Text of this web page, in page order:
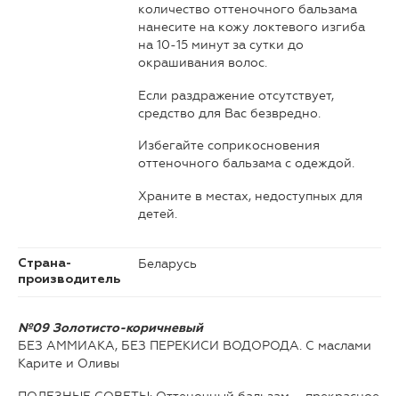
количество оттеночного бальзама
нанесите на кожу локтевого изгиба
на 10-15 минут за сутки до
окрашивания волос.
Если раздражение отсутствует,
средство для Вас безвредно.
Избегайте соприкосновения
оттеночного бальзама с одеждой.
Храните в местах, недоступных для
детей.
Страна-
производитель
Беларусь
№09 Золотисто-коричневый
БЕЗ АММИАКА, БЕЗ ПЕРЕКИСИ ВОДОРОДА. С маслами
Карите и Оливы